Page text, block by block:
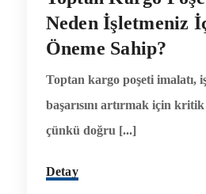
Neden İşletmeniz
Öneme Sahip?
Toptan kargo poşeti imalatı,
başarısını artırmak için
çünkü doğru [...]
Detay